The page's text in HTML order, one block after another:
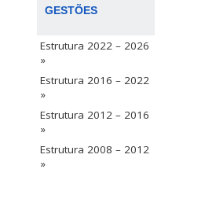
GESTÕES
Estrutura 2022 – 2026
»
Estrutura 2016 – 2022
»
Estrutura 2012 – 2016
»
Estrutura 2008 – 2012
»